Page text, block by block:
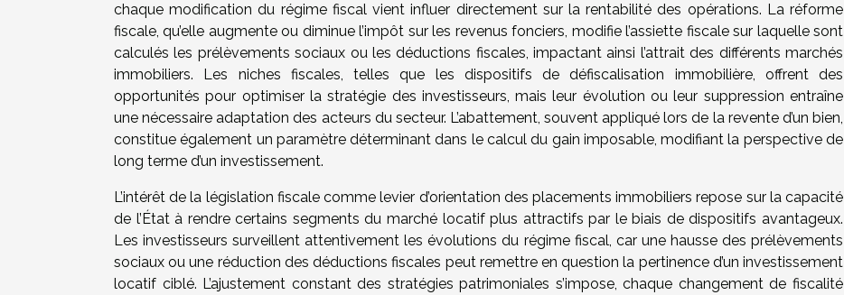
chaque modification du régime fiscal vient influer directement sur la rentabilité des opérations. La réforme
fiscale, qu’elle augmente ou diminue l’impôt sur les revenus fonciers, modifie l’assiette fiscale sur laquelle sont
calculés les prélèvements sociaux ou les déductions fiscales, impactant ainsi l’attrait des différents marchés
immobiliers. Les niches fiscales, telles que les dispositifs de défiscalisation immobilière, offrent des
opportunités pour optimiser la stratégie des investisseurs, mais leur évolution ou leur suppression entraîne
une nécessaire adaptation des acteurs du secteur. L’abattement, souvent appliqué lors de la revente d’un bien,
constitue également un paramètre déterminant dans le calcul du gain imposable, modifiant la perspective de
long terme d’un investissement.
L’intérêt de la législation fiscale comme levier d’orientation des placements immobiliers repose sur la capacité
de l’État à rendre certains segments du marché locatif plus attractifs par le biais de dispositifs avantageux.
Les investisseurs surveillent attentivement les évolutions du régime fiscal, car une hausse des prélèvements
sociaux ou une réduction des déductions fiscales peut remettre en question la pertinence d’un investissement
locatif ciblé. L’ajustement constant des stratégies patrimoniales s’impose, chaque changement de fiscalité